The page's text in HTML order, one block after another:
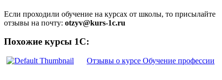
Если проходили обучение на курсах от школы, то присылайте
отзывы на почту: otzyv@kurs-1c.ru
Похожие курсы 1С:
Отзывы о курсе Обучение профессии